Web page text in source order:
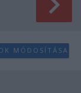
MÓDOSÍTÁSA